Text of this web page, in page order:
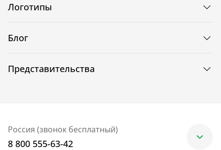
Логотипы
Блог
Представительства
Россия (звонок бесплатный)
8 800 555-63-42